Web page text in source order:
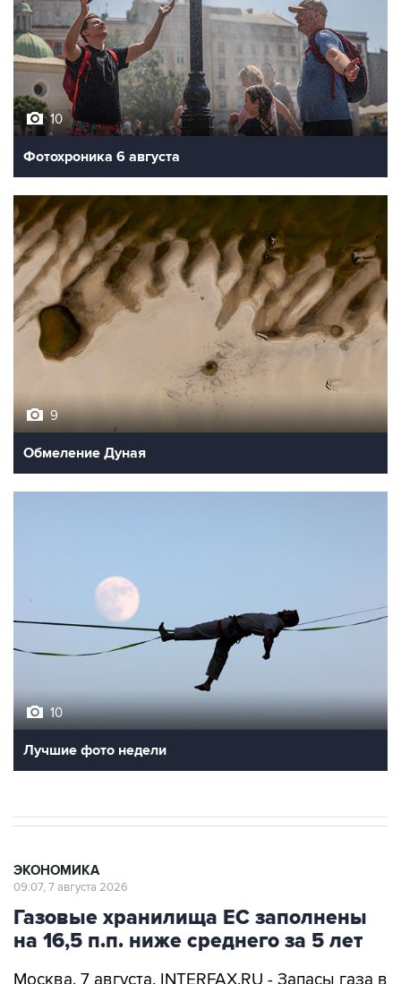
Фотохроника 6 августа
Обмеление Дуная
Лучшие фото недели
Газовые хранилища ЕС заполнены
на 16,5 п.п. ниже среднего за 5 лет
Москва. 7 августа. INTERFAX.RU - Запасы газа в